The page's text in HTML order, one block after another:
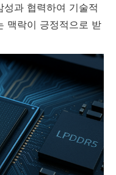
성과 협력하여 기술적
맥락이 긍정적으로 받